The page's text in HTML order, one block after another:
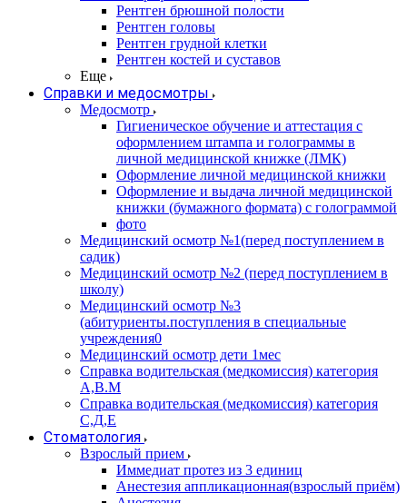
Рентген брюшной полости
Рентген головы
Рентген грудной клетки
Рентген костей и суставов
Еще
Справки и медосмотры
Медосмотр
Гигиеническое обучение и аттестация с
оформлением штампа и голограммы в
личной медицинской книжке (ЛМК)
Оформление личной медицинской книжки
Оформление и выдача личной медицинской
книжки (бумажного формата) с голограммой
фото
Медицинский осмотр №1(перед поступлением в
садик)
Медицинский осмотр №2 (перед поступлением в
школу)
Медицинский осмотр №3
(абитуриенты.поступления в специальные
учреждения0
Медицинский осмотр дети 1мес
Справка водительская (медкомиссия) категория
А,В.М
Справка водительская (медкомиссия) категория
С,Д,Е
Стоматология
Взрослый прием
Иммедиат протез из 3 единиц
Анестезия аппликационная(взрослый приём)